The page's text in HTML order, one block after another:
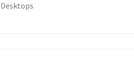
Desktops